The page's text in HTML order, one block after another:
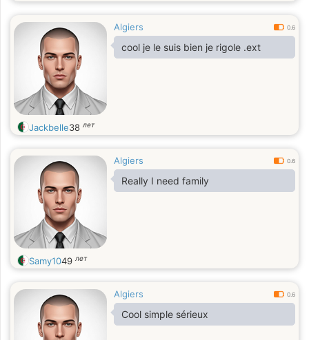
Algiers 0.6
cool je le suis bien je rigole .ext
Jackbelle38 лет
Algiers 0.6
Really I need family
Samy1049 лет
Algiers 0.6
Cool simple sérieux